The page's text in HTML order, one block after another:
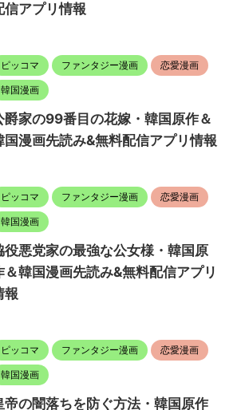
信アプリ情報
ピッコマ ファンタジー漫画 恋愛漫画
韓国漫画
爵家の99番目の花嫁・韓国原作＆
国漫画先読み&無料配信アプリ情報
ピッコマ ファンタジー漫画 恋愛漫画
韓国漫画
役悪党家の最強な公女様・韓国原
＆韓国漫画先読み&無料配信アプリ
報
ピッコマ ファンタジー漫画 恋愛漫画
韓国漫画
帝の闇落ちを防ぐ方法・韓国原作